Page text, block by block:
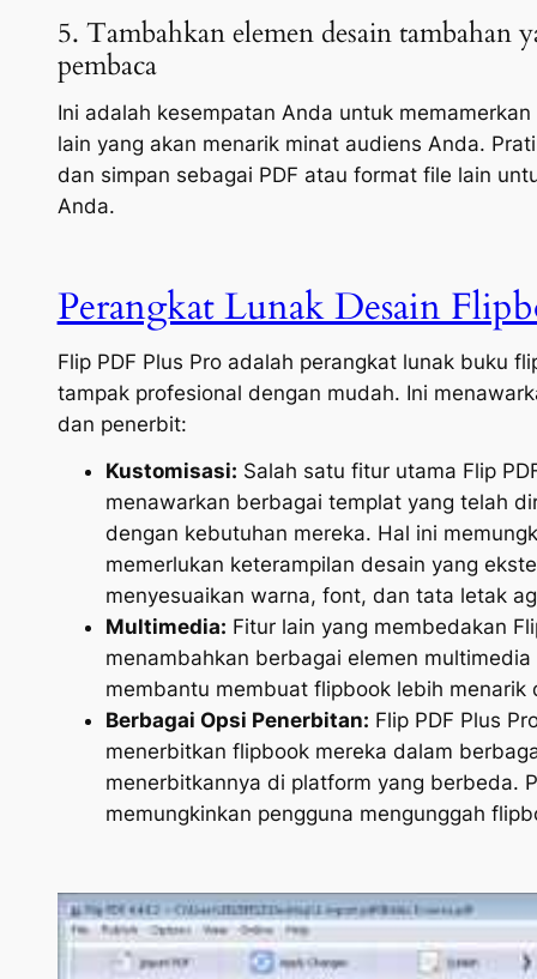
5. Tambahkan elemen desain tambahan
pembaca
Ini adalah kesempatan Anda untuk
lain yang akan menarik minat audiens Anda.
dan simpan sebagai PDF atau format file lain
Anda.
Perangkat Lunak Desain
Flip PDF Plus Pro adalah perangkat lunak buku
tampak profesional dengan mudah. Ini
dan penerbit:
Kustomisasi: Salah satu fitur utama Flip
menawarkan berbagai templat yang telah
dengan kebutuhan mereka. Hal ini
memerlukan keterampilan desain yang
menyesuaikan warna, font, dan tata letak
Multimedia: Fitur lain yang membedakan
menambahkan berbagai elemen
membantu membuat flipbook lebih
Berbagai Opsi Penerbitan: Flip PDF Plus
menerbitkan flipbook mereka dalam
menerbitkannya di platform yang berbeda.
memungkinkan pengguna mengunggah